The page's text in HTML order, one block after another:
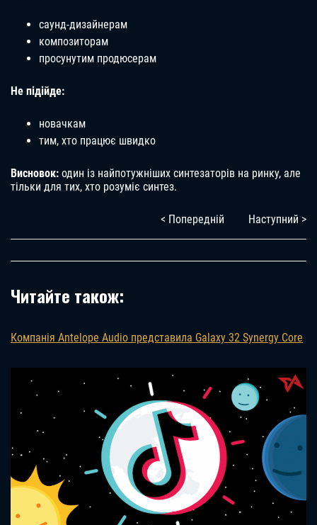
саунд-дизайнерам
композиторам
просунутим продюсерам
Не підійде:
новачкам
тим, хто працює швидко
Висновок: один із найпотужніших синтезаторів на ринку, але
тільки для тих, хто розуміє синтез.
< Попередній Наступний >
Читайте також:
Компанія Antelope Audio представила Galaxy 32 Synergy Core